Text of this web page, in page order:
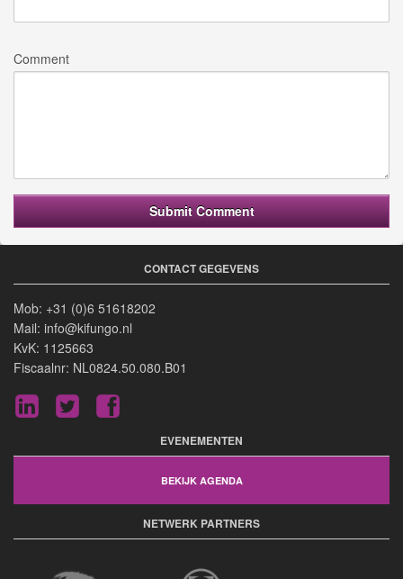
Comment
CONTACT GEGEVENS
Mob: +31 (0)6 51618202
Mail: info@kifungo.nl
KvK: 1125663
Fiscaalnr: NL0824.50.080.B01
LinkedIn Twitter
EVENEMENTEN
BEKIJK AGENDA
NETWERK PARTNERS